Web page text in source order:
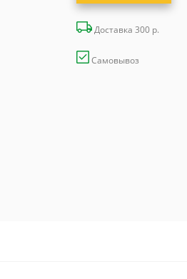
Доставка 300 р.
Самовывоз